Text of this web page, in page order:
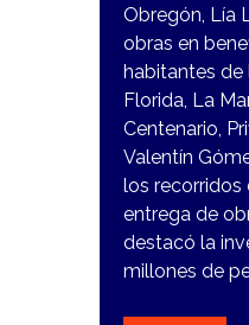
Obregón, Lía
obras en
habitantes
Florida, La
Centenario,
Valentín
los recorridos
entrega de
destacó la
millones de